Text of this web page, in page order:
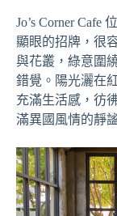
Jo’s Corner Cafe
顯眼的招牌，很
與花叢，綠意圍
錯覺。陽光灑在
充滿生活感，彷
滿異國風情的靜